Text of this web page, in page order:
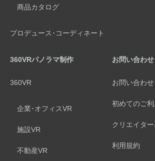
商品カタログ
プロデュース･コーディネート
360VRパノラマ制作
360VR
企業･オフィスVR
施設VR
不動産VR
お問い合わせ
お問い合わ
初めてのご利
クリエイタ
利用規約